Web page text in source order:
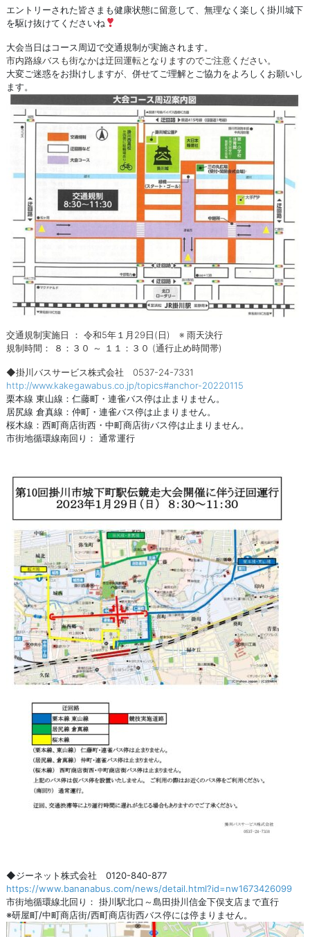
エントリーされた皆さまも健康状態に留意して、無理なく楽しく掛川城下
を駆け抜けてくださいね
大会当日はコース周辺で交通規制が実施されます。
市内路線バスも街なかは迂回運転となりますのでご注意ください。
大変ご迷惑をお掛けしますが、併せてご理解とご協力をよろしくお願いし
ます。
交通規制実施日 ： 令和5年１月29日(日) ※ 雨天決行
規制時間： ８：３０ ～ １１：３０ (通行止め時間帯)
◆掛川バスサービス株式会社 0537-24-7331
http://www.kakegawabus.co.jp/topics#anchor-20220115
栗本線 東山線：仁藤町・連雀バス停は止まりません。
居尻線 倉真線：仲町・連雀バス停は止まりません。
桜木線：西町商店街西・中町商店街バス停は止まりません。
市街地循環線南回り： 通常運行
◆ジーネット株式会社 0120-840-877
https://www.bananabus.com/news/detail.html?id=nw1673426099
市街地循環線北回り： 掛川駅北口～島田掛川信金下俣支店まで直行
※研屋町/中町商店街/西町商店街西バス停には停まりません。